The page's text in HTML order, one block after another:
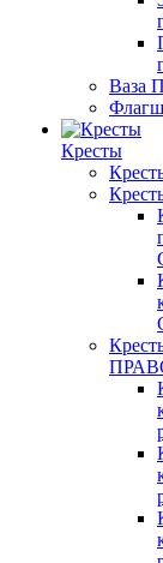
Ваза
Кресты